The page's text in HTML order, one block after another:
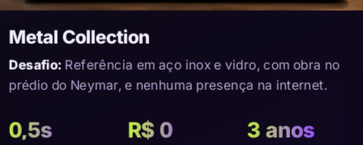
Metal Collection
Desafio:Referência em aço inox e vidro, com obra no
prédio do Neymar, e nenhuma presença na internet.
0,5s R$ 0 3 anos